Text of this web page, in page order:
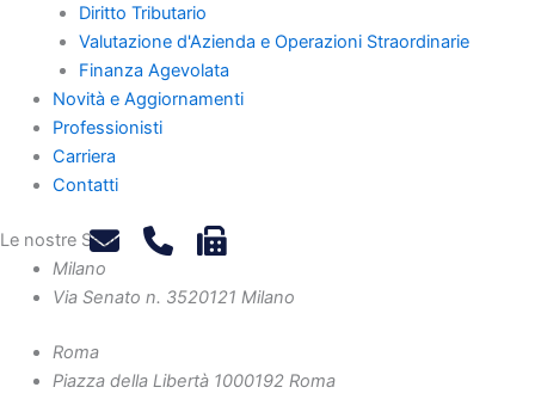
Diritto Tributario
Valutazione d'Azienda e Operazioni Straordinarie
Finanza Agevolata
Novità e Aggiornamenti
Professionisti
Carriera
Contatti
Le nostre Sedi
Milano
Via Senato n. 3520121 Milano
Roma
Piazza della Libertà 1000192 Roma